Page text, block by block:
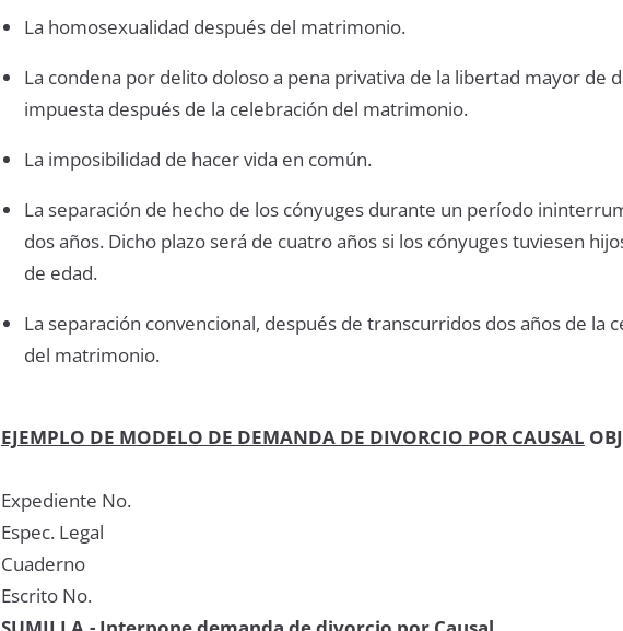
La homosexualidad después del matrimonio.
La condena por delito doloso a pena privativa de la libertad mayor de
impuesta después de la celebración del matrimonio.
La imposibilidad de hacer vida en común.
La separación de hecho de los cónyuges durante un período
dos años. Dicho plazo será de cuatro años si los cónyuges tuviesen
de edad.
La separación convencional, después de transcurridos dos años de la
del matrimonio.
EJEMPLO DE MODELO DE DEMANDA DE DIVORCIO POR CAUSAL
Expediente No.
Espec. Legal
Cuaderno
Escrito No.